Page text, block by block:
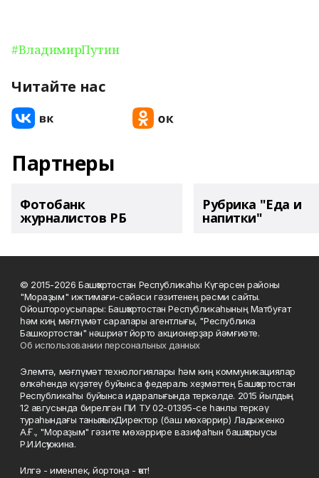
#ВладимирПутин
Читайте нас
Партнеры
Фотобанк
журналистов РБ
Рубрика "Еда и
напитки"
© 2015-2026 Башҡортостан Республикаһы Күгәрсен районы
"Мораҙым" ижтимағи-сәйәси гәзитенең рәсми сайты.
Ойоштороусылары: Башҡортостан Республикаһының Матбуғат
һәм киң мәғлүмәт саралары агентлығы, "Республика
Башкортостан" нәшриәт йорто акционерҙар йәмғиәте.
Об использовании персональных данных
Элемтә, мәғлүмәт технологиялары һәм киң коммуникациялар
өлкәһендә күҙәтеү буйынса федераль хеҙмәттең Башҡортостан
Республикаһы буйынса идаралығында теркәлде. 2015 йылдың
12 авгусында бирелгән ПИ ТУ 02-01395-се һанлы теркәү
тураһындағы таныҡлыҡ. Директор (баш мөхәррир) Ладыженко
А.Ғ., "Мораҙым" гәзите мөхәррире вазифаһын башҡарыусы
Р.И.Исҡужина.
Илгә - именлек, йортоңа - ҡот!